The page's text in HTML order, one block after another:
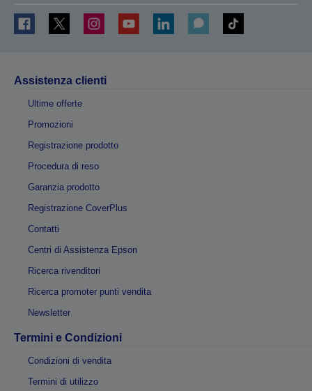
Assistenza clienti
Ultime offerte
Promozioni
Registrazione prodotto
Procedura di reso
Garanzia prodotto
Registrazione CoverPlus
Contatti
Centri di Assistenza Epson
Ricerca rivenditori
Ricerca promoter punti vendita
Newsletter
Termini e Condizioni
Condizioni di vendita
Termini di utilizzo